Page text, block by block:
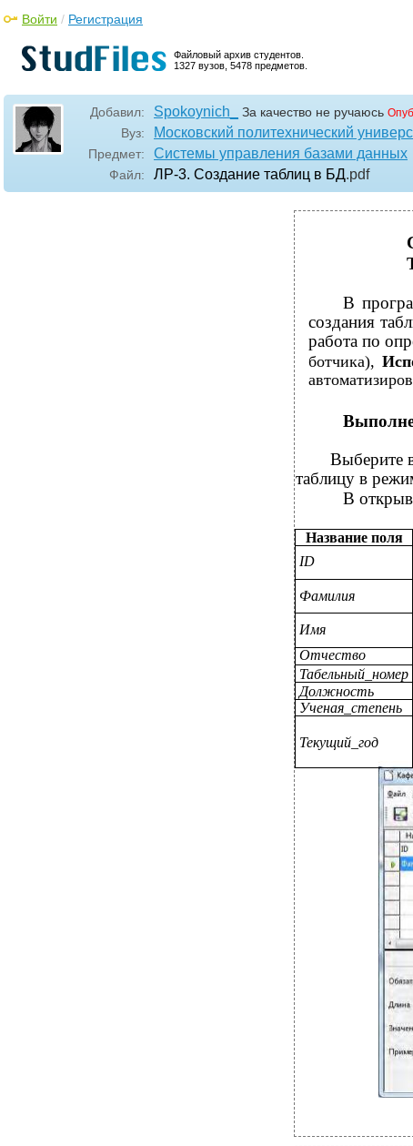
Файловый архив студентов.
1327 вузов, 5478 предметов.
Войти / Регистрация
Добавил: Spokoynich_ За качество не ручаюсь
Вуз: Московский политехнический
Предмет: Системы управления базами данных
Файл: ЛР-3. Cоздание таблиц в БД.pdf
В
создания
работа по
ботчика),
Выберите
таблицу в
В
Название поля
ID
Фамилия
Имя
Отчество
Табельный_номер
Должность
Ученая_степень
Текущий_год